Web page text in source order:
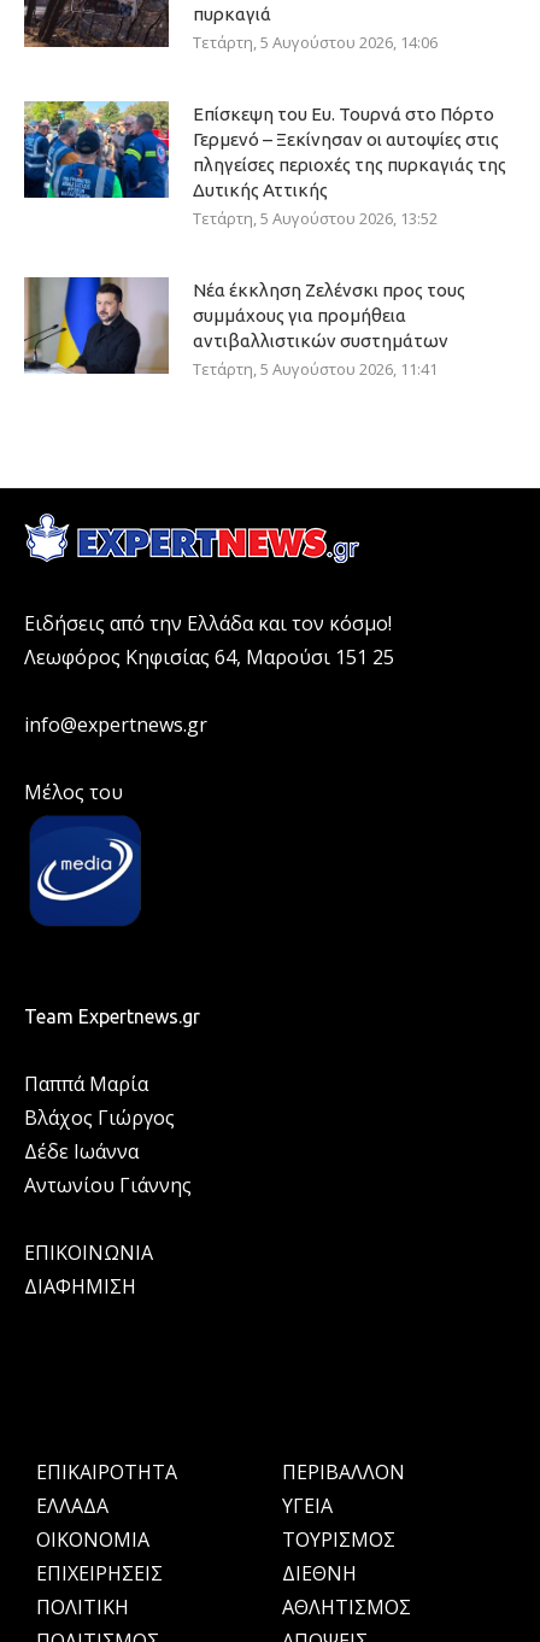
πυρκαγιά
Τετάρτη, 5 Αυγούστου 2026, 14:06
Επίσκεψη του Ευ. Τουρνά στο Πόρτο
Γερμενό – Ξεκίνησαν οι αυτοψίες στις
πληγείσες περιοχές της πυρκαγιάς της
Δυτικής Αττικής
Τετάρτη, 5 Αυγούστου 2026, 13:52
Νέα έκκληση Ζελένσκι προς τους
συμμάχους για προμήθεια
αντιβαλλιστικών συστημάτων
Τετάρτη, 5 Αυγούστου 2026, 11:41
Ειδήσεις από την Ελλάδα και τον κόσμο!
Λεωφόρος Κηφισίας 64, Μαρούσι 151 25
info@expertnews.gr
Μέλος του
Team Expertnews.gr
Παππά Μαρία
Βλάχος Γιώργος
Δέδε Ιωάννα
Αντωνίου Γιάννης
ΕΠΙΚΟΙΝΩΝΙΑ
ΔΙΑΦΗΜΙΣΗ
ΕΠΙΚΑΙΡΟΤΗΤΑ
ΕΛΛΑΔΑ
OIKONOMIA
ΕΠΙΧΕΙΡΗΣΕΙΣ
ΠΟΛΙΤΙΚΗ
ΠΕΡΙΒΑΛΛΟΝ
ΥΓΕΙΑ
ΤΟΥΡΙΣΜΟΣ
ΔΙΕΘΝΗ
ΑΘΛΗΤΙΣΜΟΣ